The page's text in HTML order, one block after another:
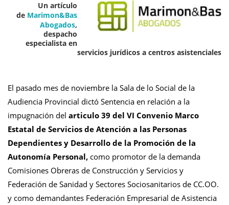
Un artículo
de Marimon&Bas
Abogados,
despacho
especialista en
servicios jurídicos a centros asistenciales
El pasado mes de noviembre la Sala de lo Social de la
Audiencia Provincial dictó Sentencia en relación a la
impugnación del articulo 39 del VI Convenio Marco
Estatal de Servicios de Atención a las Personas
Dependientes y Desarrollo de la Promoción de la
Autonomía Personal, como promotor de la demanda
Comisiones Obreras de Construcción y Servicios y
Federación de Sanidad y Sectores Sociosanitarios de CC.OO.
y como demandantes Federación Empresarial de Asistencia